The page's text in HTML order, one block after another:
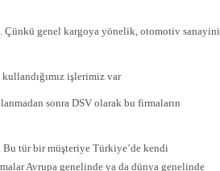
Çünkü genel kargoya yönelik, otomotiv sanayini
işlerimiz var
sonra DSV olarak bu firmaların
Bu tür bir müşteriye Türkiye’de kendi
Avrupa genelinde ya da dünya genelinde